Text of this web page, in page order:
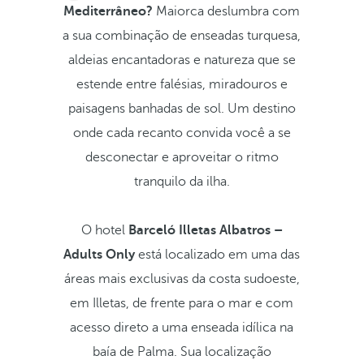
Mediterrâneo? Maiorca deslumbra com
a sua combinação de enseadas turquesa,
aldeias encantadoras e natureza que se
estende entre falésias, miradouros e
paisagens banhadas de sol. Um destino
onde cada recanto convida você a se
desconectar e aproveitar o ritmo
tranquilo da ilha.
O hotel Barceló Illetas Albatros –
Adults Onlyestá localizado em uma das
áreas mais exclusivas da costa sudoeste,
em Illetas, de frente para o mar e com
acesso direto a uma enseada idílica na
baía de Palma. Sua localização